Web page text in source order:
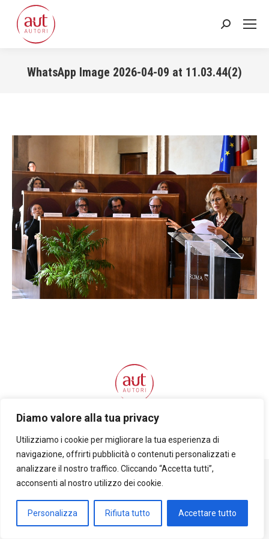
Diamo valore alla tua privacy
Utilizziamo i cookie per migliorare la tua esperienza di
navigazione, offrirti pubblicità o contenuti personalizzati e
analizzare il nostro traffico. Cliccando “Accetta tutti”,
acconsenti al nostro utilizzo dei cookie.
Personalizza Rifiuta tutto Accettare tutto
Cerca:
WhatsApp Image 2026-04-09 at 11.03.44(2)
©2026 Aut-Autori
Facebook
page
opens
in
new
window
Instagram
page
opens
in
new
window
YouTube
page
opens
in
new
window
Cookie Policy e Privacy